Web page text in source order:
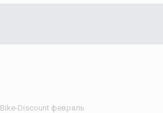
Bike-Discount февраль